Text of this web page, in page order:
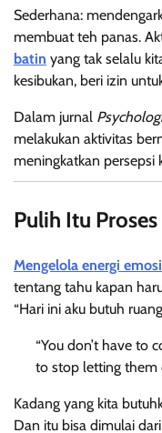
Sederhana:
membuat teh panas.
batin yang tak selalu
kesibukan, beri izin
Dalam jurnal
melakukan aktivitas
meningkatkan
Pulih Itu
Mengelola energi
tentang tahu kapan
“Hari ini aku butuh
“You don’t have to
to stop letting them
Kadang yang kita
Dan itu bisa dimulai